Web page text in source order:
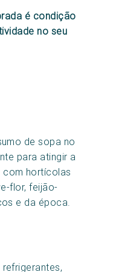
é condição
no seu
de sopa no
para atingir a
com hortícolas
flor, feijão-
e da época.